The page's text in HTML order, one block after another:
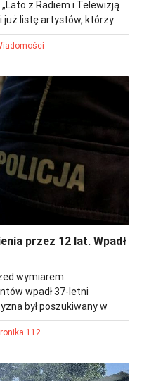
z Radiem i Telewizją
już listę artystów, którzy
zlokalizowanej na
Wstęp na wydarzenie
przez 12 lat. Wpadł
wymiarem
wpadł 37-letni
był poszukiwany w
kary pozbawienia
się od obowiązku
112